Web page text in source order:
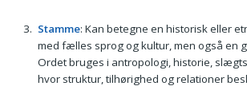
Stamme: Kan betegne en historisk eller
med fælles sprog og kultur, men også en
Ordet bruges i antropologi, historie,
hvor struktur, tilhørighed og relationer